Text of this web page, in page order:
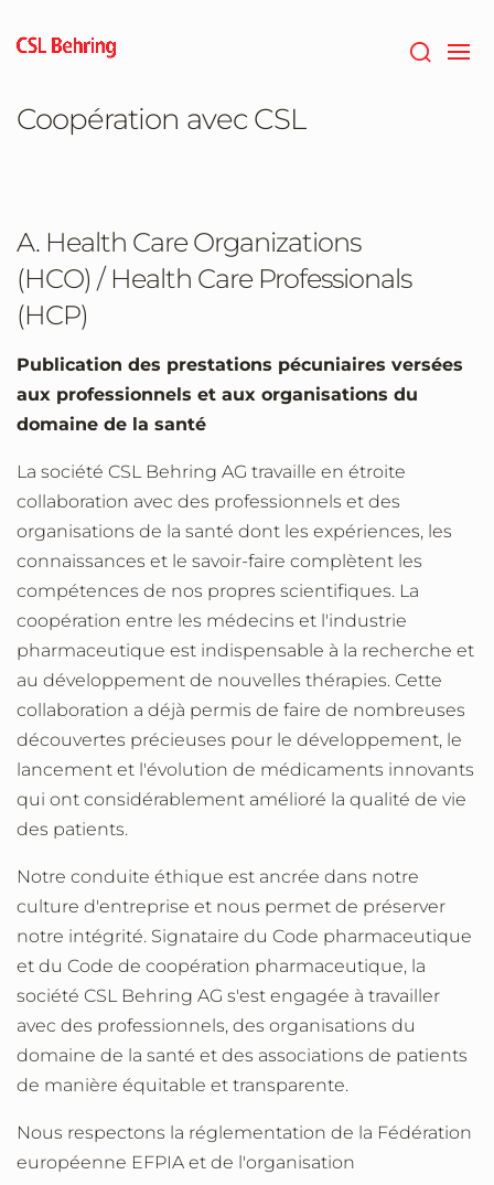
contenu
Coopération avec CSL
A. Health Care Organizations
(HCO) / Health Care Professionals
(HCP)
Publication des prestations pécuniaires versées
aux professionnels et aux organisations du
domaine de la santé
La société CSL Behring AG travaille en étroite
collaboration avec des professionnels et des
organisations de la santé dont les expériences, les
connaissances et le savoir-faire complètent les
compétences de nos propres scientifiques. La
coopération entre les médecins et l'industrie
pharmaceutique est indispensable à la recherche et
au développement de nouvelles thérapies. Cette
collaboration a déjà permis de faire de nombreuses
découvertes précieuses pour le développement, le
lancement et l'évolution de médicaments innovants
qui ont considérablement amélioré la qualité de vie
des patients.
Notre conduite éthique est ancrée dans notre
culture d'entreprise et nous permet de préserver
notre intégrité. Signataire du Code pharmaceutique
et du Code de coopération pharmaceutique, la
société CSL Behring AG s'est engagée à travailler
avec des professionnels, des organisations du
domaine de la santé et des associations de patients
de manière équitable et transparente.
Nous respectons la réglementation de la Fédération
européenne EFPIA et de l'organisation